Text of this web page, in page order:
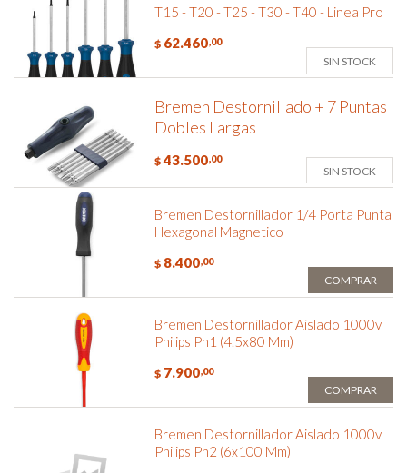
T15 - T20 - T25 - T30 - T40 - Linea Pro
$ 62.460,00
SIN STOCK
Bremen Destornillado + 7 Puntas
Dobles Largas
$ 43.500,00
SIN STOCK
Bremen Destornillador 1/4 Porta Punta
Hexagonal Magnetico
$ 8.400,00
COMPRAR
Bremen Destornillador Aislado 1000v
Philips Ph1 (4.5x80 Mm)
$ 7.900,00
COMPRAR
Bremen Destornillador Aislado 1000v
Philips Ph2 (6x100 Mm)